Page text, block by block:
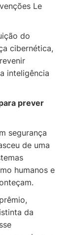
Le
do
cibernética,
inteligência
prever
segurança
de uma
humanos e
da